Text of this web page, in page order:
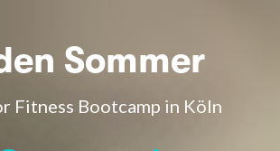
Sommer
Fitness Bootcamp in Köln